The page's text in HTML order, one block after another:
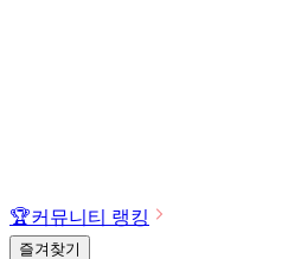
🏆커뮤니티 랭킹
즐겨찾기